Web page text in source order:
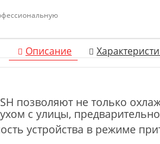
Описание
позволяют не только
с улицы,
устройства в режиме